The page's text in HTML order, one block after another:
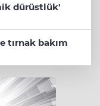
dürüstlük'
tırnak bakım